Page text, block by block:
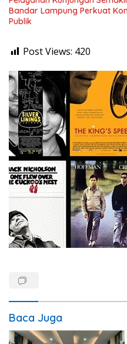
Bandar Lampung Perkuat
Publik
Post Views: 420
Baca Juga